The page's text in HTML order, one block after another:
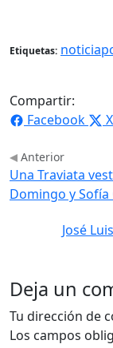
Etiquetas:
Compartir:
Facebook
X
Anterior
Una Traviata
Domingo y Sofía
José
Deja un
Tu dirección de
Los campos